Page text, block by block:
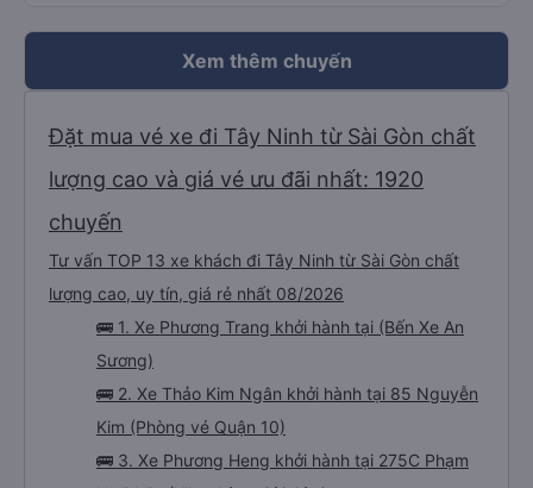
Xem thêm chuyến
Đặt mua vé xe đi Tây Ninh từ Sài Gòn chất
lượng cao và giá vé ưu đãi nhất: 1920
chuyến
Tư vấn TOP 13 xe khách đi Tây Ninh từ Sài Gòn chất
lượng cao, uy tín, giá rẻ nhất 08/2026
🚌 1. Xe Phương Trang khởi hành tại (Bến Xe An
Sương)
🚌 2. Xe Thảo Kim Ngân khởi hành tại 85 Nguyễn
Kim (Phòng vé Quận 10)
🚌 3. Xe Phương Heng khởi hành tại 275C Phạm